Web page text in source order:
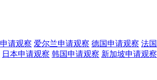
申请观察 爱尔兰申请观察 德国申请观察 法国
日本申请观察 韩国申请观察 新加坡申请观察